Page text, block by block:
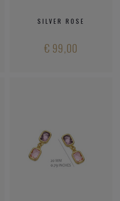
SILVER ROSE
€ 99,00